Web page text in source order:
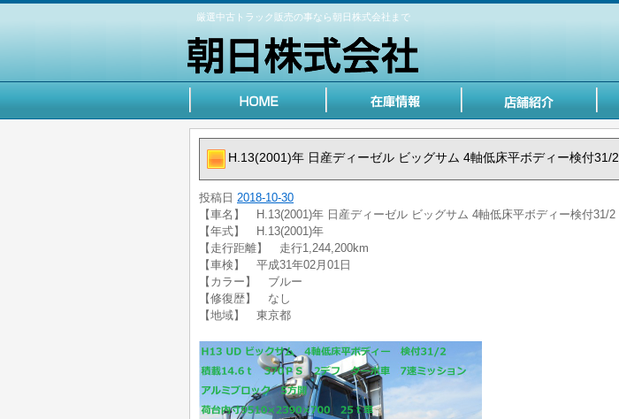
厳選中古トラック販売の事なら朝日株式会社まで
H.13(2001)年 日産ディーゼル ビッグサム 4軸低床平ボディー検付31/2
投稿日 2018-10-30
【車名】 H.13(2001)年 日産ディーゼル ビッグサム 4軸低床平ボディー検付31/2
【年式】 H.13(2001)年
【走行距離】 走行1,244,200km
【車検】 平成31年02月01日
【カラー】 ブルー
【修復歴】 なし
【地域】 東京都